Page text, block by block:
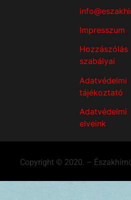
Impresszum
Hozzászólás
szabályai
Adatvédelmi
tájékoztató
Adatvédelmi
elveink
Copyright © 2020. –